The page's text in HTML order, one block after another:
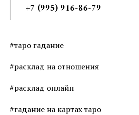
+7 (995) 916-86-79
#таро гадание
#расклад на отношения
#расклад онлайн
#гадание на картах таро